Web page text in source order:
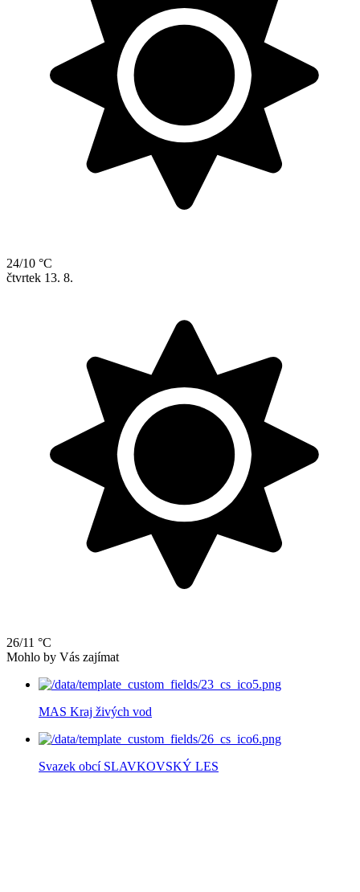
24/10 °C
čtvrtek 13. 8.
26/11 °C
Mohlo by Vás zajímat
MAS Kraj živých vod
Svazek obcí SLAVKOVSKÝ LES